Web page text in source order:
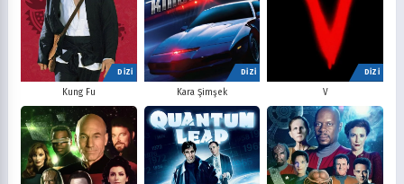
DİZİ
Kung Fu
DİZİ
Kara Şimşek
DİZİ
V